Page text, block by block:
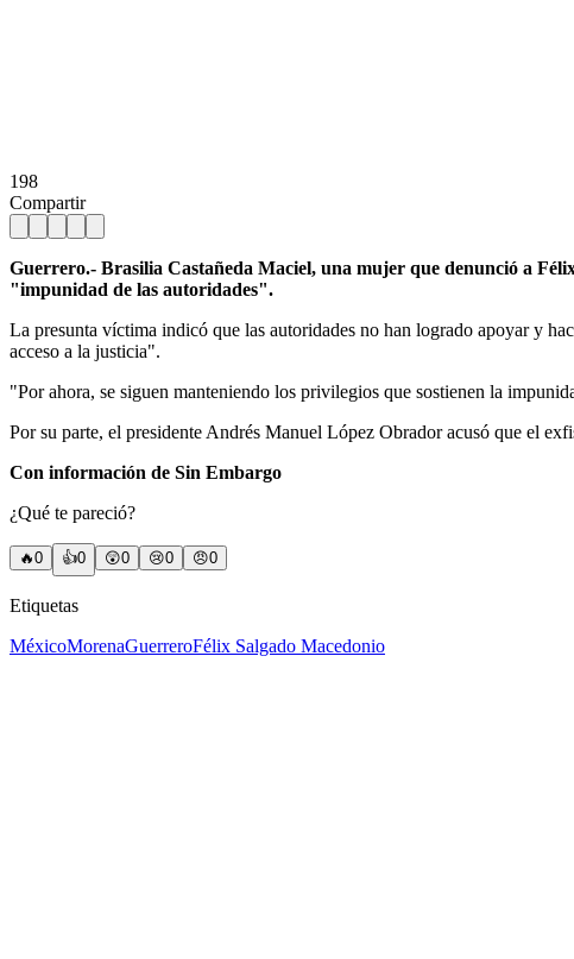
198
Compartir
Guerrero.- Brasilia Castañeda Maciel, una mujer que denunció a
"impunidad de las autoridades".
La presunta víctima indicó que las autoridades no han logrado apoyar y
acceso a la justicia".
"Por ahora, se siguen manteniendo los privilegios que sostienen la
Por su parte, el presidente Andrés Manuel López Obrador acusó que el
Con información de Sin Embargo
¿Qué te pareció?
🔥0 👍0 😲0 😢0 😠0
Etiquetas
MéxicoMorenaGuerreroFélix Salgado Macedonio